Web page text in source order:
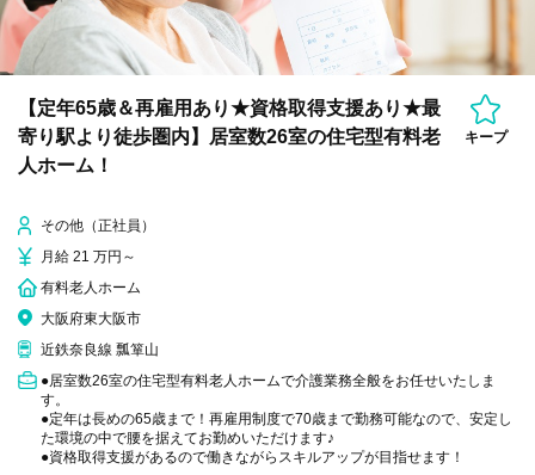
【定年65歳＆再雇用あり★資格取得支援あり★最
寄り駅より徒歩圏内】居室数26室の住宅型有料老
人ホーム！
キープ
その他（正社員）
月給 21 万円～
有料老人ホーム
大阪府東大阪市
近鉄奈良線 瓢箪山
●居室数26室の住宅型有料老人ホームで介護業務全般をお任せいたしま
す。
●定年は長めの65歳まで！再雇用制度で70歳まで勤務可能なので、安定し
た環境の中で腰を据えてお勤めいただけます♪
●資格取得支援があるので働きながらスキルアップが目指せます！